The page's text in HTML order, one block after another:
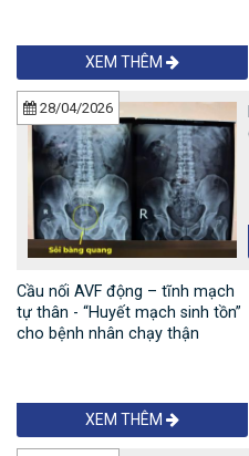
XEM THÊM
28/04/2026
Cầu nối AVF động – tĩnh mạch
tự thân - “Huyết mạch sinh tồn”
cho bệnh nhân chạy thận
XEM THÊM